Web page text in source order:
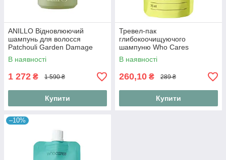
ANILLO Відновлюючий
шампунь для волосся
Patchouli Garden Damage
Repair Shampoo 450 мл
В наявності
1 272 ₴ 1 590 ₴
Купити
Тревел-пак
глибокоочищуючого
шампуню Who Cares
Shampoo 2.0 Fundamental
Repair 75 ml
В наявності
260,10 ₴ 289 ₴
Купити
–10%